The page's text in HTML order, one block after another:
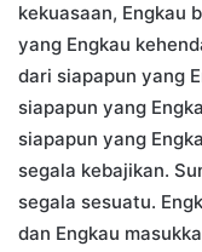
kekuasaan, Engkau
yang Engkau
dari siapapun yang
siapapun yang
siapapun yang
segala kebajikan.
segala sesuatu.
dan Engkau